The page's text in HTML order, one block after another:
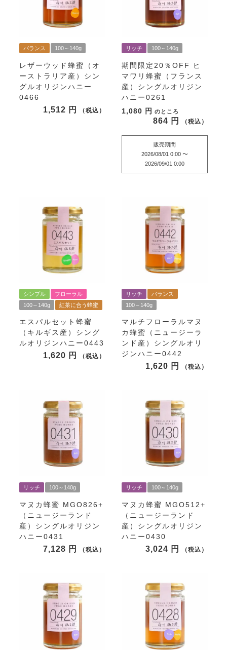
バランス 100～140g
レザーウッド蜂蜜（オ
ーストラリア産）シン
グルオリジンハニー
0466
1,512 税込
リッチ 100～140g
期間限定20％OFF
ヒ
マワリ蜂蜜（フランス
産）シングルオリジン
ハニー0261
1,080 のところ
864 税込
販売期間
2026/08/01 0:00 〜
2026/09/01 0:00
シンプル
フローラル
100～140g
紅茶に合う蜂蜜
エスパルセット蜂蜜
（キルギス産）シング
ルオリジンハニー0443
1,620 税込
リッチ
バランス
100～140g
マルチフローラルマヌ
カ蜂蜜（ニュージーラ
ンド産）シングルオリ
ジンハニー0442
1,620 税込
リッチ 100～140g
マヌカ蜂蜜 MGO826+
（ニュージーランド
産）シングルオリジン
ハニー0431
7,128 税込
リッチ 100～140g
マヌカ蜂蜜 MGO512+
（ニュージーランド
産）シングルオリジン
ハニー0430
3,024 税込